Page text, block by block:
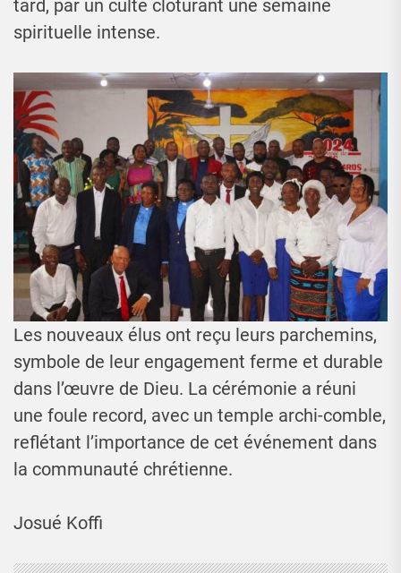
tard, par un culte clôturant une semaine
spirituelle intense.
Les nouveaux élus ont reçu leurs parchemins,
symbole de leur engagement ferme et durable
dans l’œuvre de Dieu. La cérémonie a réuni
une foule record, avec un temple archi-comble,
reflétant l’importance de cet événement dans
la communauté chrétienne.
Josué Koffi